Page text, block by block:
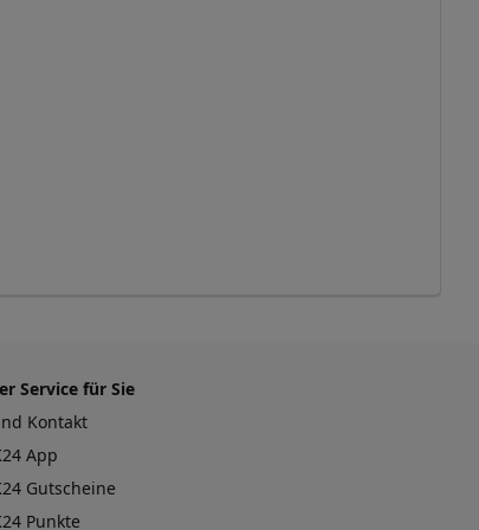
Service für Sie
Kontakt
App
Gutscheine
Punkte